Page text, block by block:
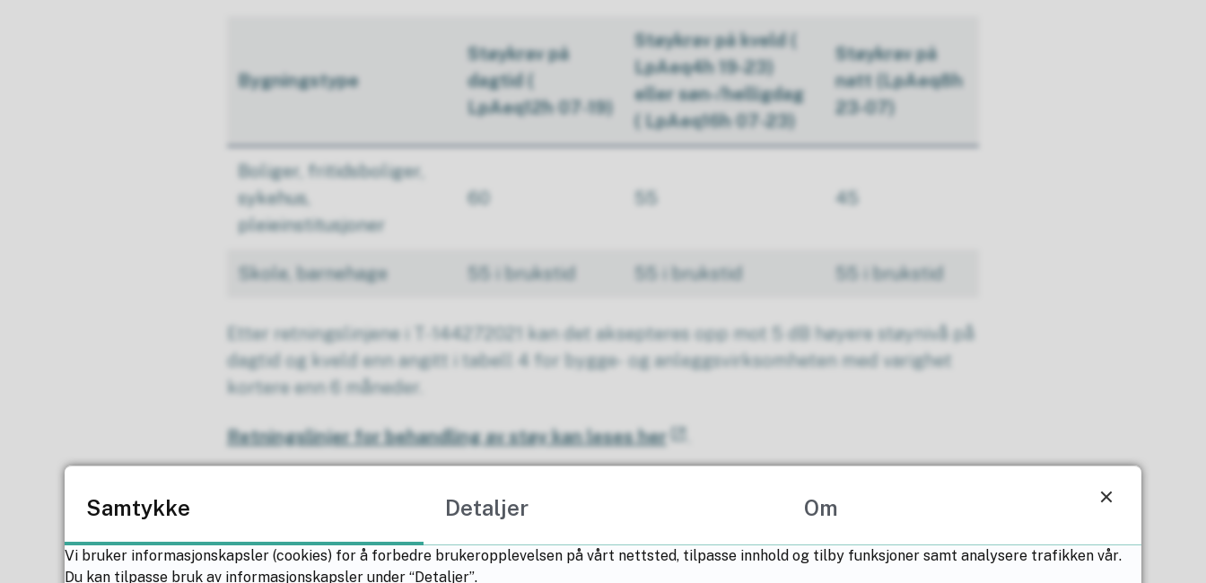
Bygningstype
Støykrav på
dagtid (
LpAeq12h 07-19)
Støykrav på kveld (
LpAeq4h 19-23)
eller søn-/helligdag
( LpAeq16h 07-23)
Støykrav på
natt (LpAeq8h
23-07)
Boliger, fritidsboliger,
sykehus,
pleieinstitusjoner
60 55 45
Skole, barnehage 55 i brukstid 55 i brukstid 55 i brukstid
Etter retningslinjene i T-144272021 kan det aksepteres opp mot 5 dB høyere støynivå på
dagtid og kveld enn angitt i tabell 4 for bygge- og anleggsvirksomheten med varighet
kortere enn 6 måneder.
Retningslinjer for behandling av støy kan leses her
Arbeider på dag, kveld og natt
Støyende anleggsaktiviteter som sprenging, boring, pigging, peling, spunting og
Samtykke Detaljer Om
Vi bruker informasjonskapsler (cookies) for å forbedre brukeropplevelsen på vårt nettsted, tilpasse innhold og tilby funksjoner samt analysere trafikken vår.
Du kan tilpasse bruk av informasjonskapsler under “Detaljer”.